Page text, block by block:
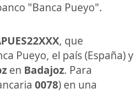
"Banca Pueyo".
, que
Pueyo, el país (España) y
en Badajoz. Para
0078) en una